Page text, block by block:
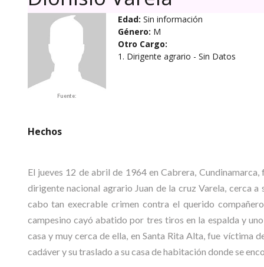
Fuente:
Edad: Sin información
Género: M
Otro Cargo:
1. Dirigente agrario - Sin Datos
Hechos
El jueves 12 de abril de 1964 en Cabrera,
dirigente nacional agrario Juan de la cruz Varela, cerca
cabo tan execrable crimen contra el querido
campesino cayó abatido por tres tiros en la espalda y
casa y muy cerca de ella, en Santa Rita Alta, fue víctima
cadáver y su traslado a su casa de habitación donde se